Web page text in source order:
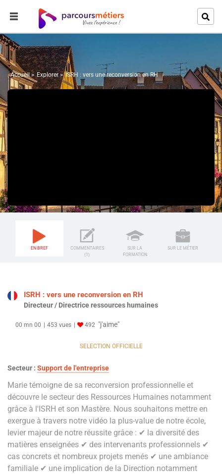
Accueil Explorer ISRH : vers une reconversion en RH
EN BREF
COMMENTAIRES
(1)
SUR LA
FORMATION
SUR LE MÉTIER
ISRH : vers une reconversion en RH
Directeur / Directrice ressources humaines
00 mn 00 453 vues 492 "j'aime"
SELECTION OFFICIELLE
Secteur : Support de l'entreprise
Marie témoigne de sa reconversion professionnelle et
découvre le secteur des Ressources Humaines notamment
grâce à l'ISRH et son Mastère. Nous souhaitons mettre en
exergue à travers notre vidéo la plus-value de notre école,
levier majeur de notre réussite grâce : ✔ la diversité des
matières enseignées ✔ des intervenants professionnels ✔
cas concrets et nombreux projets menés ✔ une ambiance
familiale ✔ une implication de la Direction notamment